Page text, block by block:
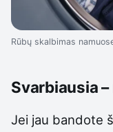
Rūbų skalbimas
Svarbiausia
Jei jau bandote